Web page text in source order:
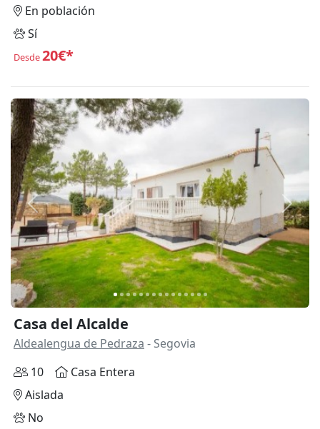
En población
Sí
Desde20€*
Anterior
Casa del Alcalde
Aldealengua de Pedraza - Segovia
10
Casa Entera
Aislada
No